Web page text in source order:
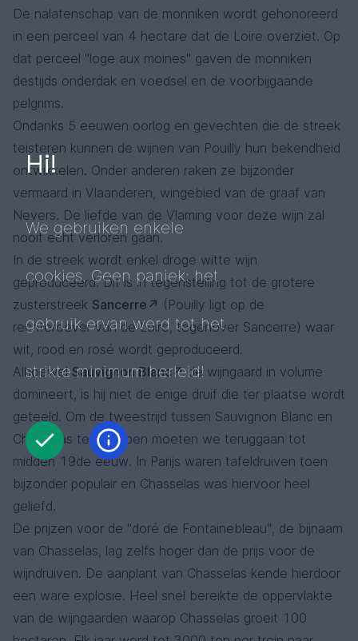
De nalatenschap van de monniken wordt gehonoreerd
in een perceel van 4 hectare dat de Loire overziet. Op
dat perceel "loge aux moines" gaven de monniken
destijds onderdak en voedsel en de voorbijgaande
pelgrims.
Ondanks 5 eeuwen oorlog en gevechten die de streek
teisteren kunnen de wijnen van Pouilly hun bekendheid
ontwikkelen. Onder anderen raken ze bijzonder
vermaard in Vlaanderen, wingebied van de graaf van
Nevers. De liefde van de Vlaming voor deze wijn zal
nooit echt verloren gaan.
In de streek wordt enkel droge witte wijn
geproduceerd. Dit is in tegenstelling tot de grotere
zusterstreek Sancerre
(Pouilly ligt op de
rechteroever van de Loire, tegenover Sancerre) waar
wit, rood en rosé wordt geproduceerd.
AlhoewelSauvignon Blanc
de wijngaard in volume
domineert, is hij niet de enige druif die ter plaatse wordt
geteeld. Om de tweestrijd tussen Sauvignon Blanc en
Chasselas te begrijpen moeten we teruggaan tot
midden 19de eeuw. In Parijs waren tafeldruiven toen
bijzonder populair en Chasselas was hiervoor heel
geliefd.
De prijzen voor de "doré de Fontainebleau", de bijnaam
van Chasselas, lag zelfs hoger dan de prijs voor de
wijndruiven. De aanplant van Chasselas kende hierdoor
een ware explosie. Heel snel bereikte de oppervlakte
van de wijngaarden waarop Chasselas groeit 100
Hi!
We gebruiken enkele
cookies. Geen paniek: het
gebruik ervan werd tot het
strikte minimum herleid!